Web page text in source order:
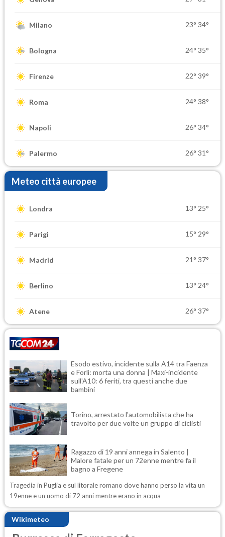
Milano 23° 34°
Bologna 24° 35°
Firenze 22° 39°
Roma 24° 38°
Napoli 26° 34°
Palermo 26° 31°
Meteo città europee
Londra 13° 25°
Parigi 15° 29°
Madrid 21° 37°
Berlino 13° 24°
Atene 26° 37°
Esodo estivo, incidente sulla A14 tra Faenza
e Forlì: morta una donna | Maxi-incidente
sull'A10: 6 feriti, tra questi anche due
bambini
Torino, arrestato l'automobilista che ha
travolto per due volte un gruppo di ciclisti
Ragazzo di 19 anni annega in Salento |
Malore fatale per un 72enne mentre fa il
bagno a Fregene
Tragedia in Puglia e sul litorale romano dove hanno perso la vita un
19enne e un uomo di 72 anni mentre erano in acqua
Wikimeteo